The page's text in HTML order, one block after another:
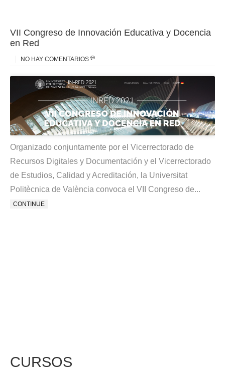
VII Congreso de Innovación Educativa y Docencia
en Red
NO HAY COMENTARIOS
Organizado conjuntamente por el Vicerrectorado de
Recursos Digitales y Documentación y el Vicerrectorado
de Estudios, Calidad y Acreditación, la Universitat
Politècnica de València convoca el VII Congreso de...
CONTINUE
CURSOS